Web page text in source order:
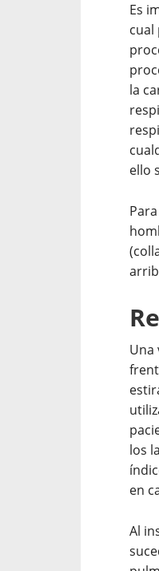
Es
cual
la
ello
Una
los
en
Al